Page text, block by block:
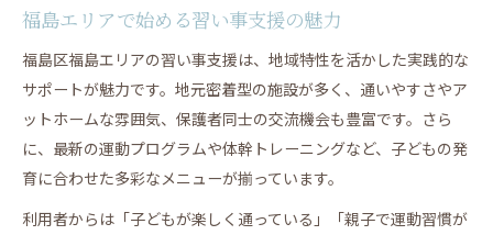
福島エリアで始める習い事支援の魅力
福島区福島エリアの習い事支援は、地域特性を活かした実践的な
サポートが魅力です。地元密着型の施設が多く、通いやすさやア
ットホームな雰囲気、保護者同士の交流機会も豊富です。さら
に、最新の運動プログラムや体幹トレーニングなど、子どもの発
育に合わせた多彩なメニューが揃っています。
利用者からは「子どもが楽しく通っている」「親子で運動習慣が